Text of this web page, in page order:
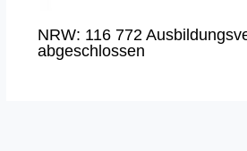
NRW: 116 772
abgeschlossen